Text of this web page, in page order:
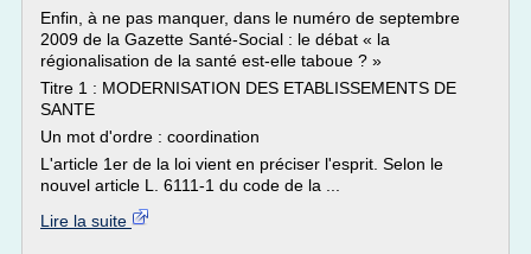
Enfin, à ne pas manquer, dans le numéro de septembre
2009 de la Gazette Santé-Social : le débat « la
régionalisation de la santé est-elle taboue ? »
Titre 1 : MODERNISATION DES ETABLISSEMENTS DE
SANTE
Un mot d'ordre : coordination
L'article 1er de la loi vient en préciser l'esprit. Selon le
nouvel article L. 6111-1 du code de la ...
Lire la suite